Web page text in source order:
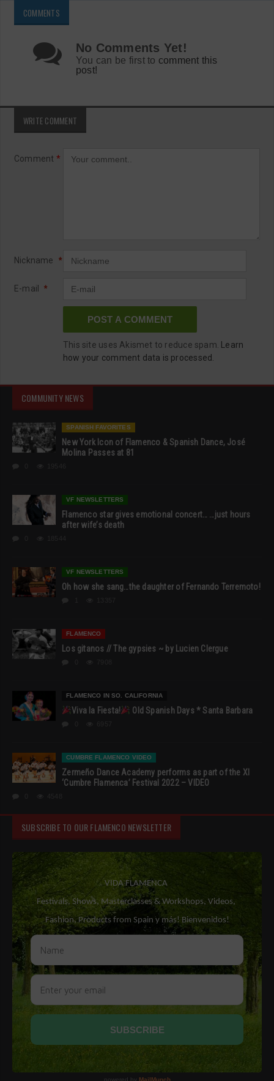
COMMENTS
No Comments Yet!
You can be first to comment this
post!
WRITE COMMENT
Comment *
Nickname *
E-mail *
This site uses Akismet to reduce spam.
Learn
how your comment data is processed.
COMMUNITY NEWS
SPANISH FAVORITES
New York Icon of Flamenco & Spanish Dance, José
Molina Passes at 81
VF NEWSLETTERS
Flamenco star gives emotional concert… …just hours
after wife’s death
VF NEWSLETTERS
Oh how she sang…the daughter of Fernando Terremoto!
FLAMENCO
Los gitanos // The gypsies ~ by Lucien Clergue
FLAMENCO IN SO. CALIFORNIA
Viva la Fiesta! Old Spanish Days * Santa Barbara
CUMBRE FLAMENCO VIDEO
Zermeño Dance Academy performs as part of the XI
‘Cumbre Flamenca’ Festival 2022 – VIDEO
SUBSCRIBE TO OUR FLAMENCO NEWSLETTER